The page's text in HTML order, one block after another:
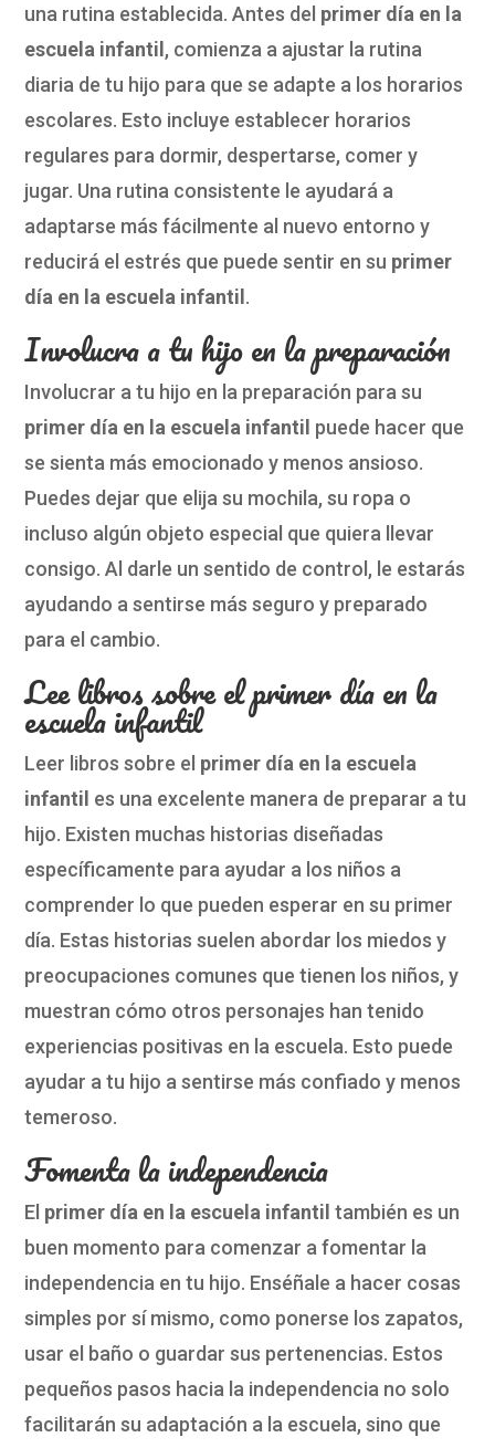
una rutina establecida. Antes del primer día en la
escuela infantil , comienza a ajustar la rutina
diaria de tu hijo para que se adapte a los horarios
escolares. Esto incluye establecer horarios
regulares para dormir, despertarse, comer y
jugar. Una rutina consistente le ayudará a
adaptarse más fácilmente al nuevo entorno y
reducirá el estrés que puede sentir en su primer
día en la escuela infantil .
Involucra a tu hijo en la preparación
Involucrar a tu hijo en la preparación para su
primer día en la escuela infantil puede hacer que
se sienta más emocionado y menos ansioso.
Puedes dejar que elija su mochila, su ropa o
incluso algún objeto especial que quiera llevar
consigo. Al darle un sentido de control, le estarás
ayudando a sentirse más seguro y preparado
para el cambio.
Lee libros sobre el primer día en la
escuela infantil
Leer libros sobre el primer día en la escuela
infantil es una excelente manera de preparar a tu
hijo. Existen muchas historias diseñadas
específicamente para ayudar a los niños a
comprender lo que pueden esperar en su primer
día. Estas historias suelen abordar los miedos y
preocupaciones comunes que tienen los niños, y
muestran cómo otros personajes han tenido
experiencias positivas en la escuela. Esto puede
ayudar a tu hijo a sentirse más confiado y menos
temeroso.
Fomenta la independencia
El primer día en la escuela infantil también es un
buen momento para comenzar a fomentar la
independencia en tu hijo. Enséñale a hacer cosas
simples por sí mismo, como ponerse los zapatos,
usar el baño o guardar sus pertenencias. Estos
pequeños pasos hacia la independencia no solo
facilitarán su adaptación a la escuela, sino que